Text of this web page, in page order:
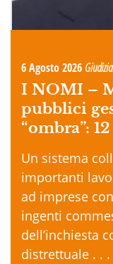
6 Agosto 2026
I NOMI –
pubblici
“ombra”:
Un sistema
importanti
ad imprese
ingenti
dell’inchiesta
distrettuale . . .